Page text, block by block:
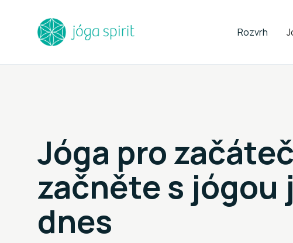
Rozvrh
Jóga pro
začněte s jógou
dnes